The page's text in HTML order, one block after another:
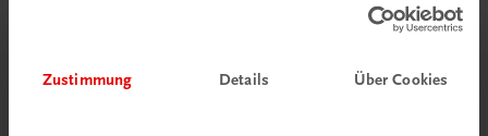
Zustimmung Details Über Cookies